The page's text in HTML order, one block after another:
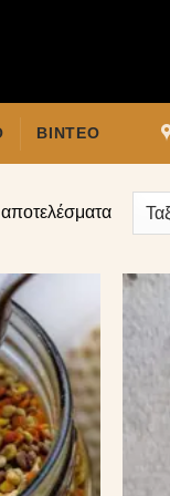
ΒΊΝΤΕΟ
Sorted
Πρόσθήκη
στην λίστα
επιθυμιών